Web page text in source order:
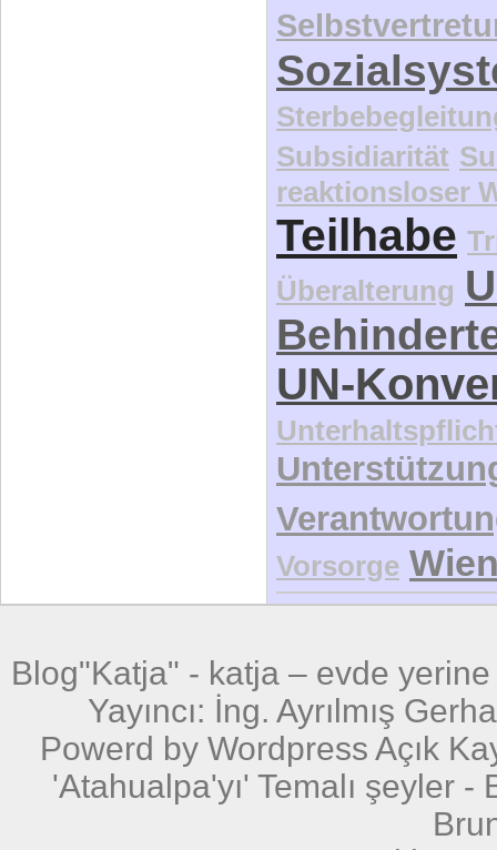
Subsidiarität
reaktionsloser
Teilhabe
Überalterung
UN-
Vorsorge
Blog"Katja" - katja – evde
Yayıncı: İng. Ayrılmış
Powerd by Wordpress Açık
'Atahualpa'yı' Temalı şeyler -